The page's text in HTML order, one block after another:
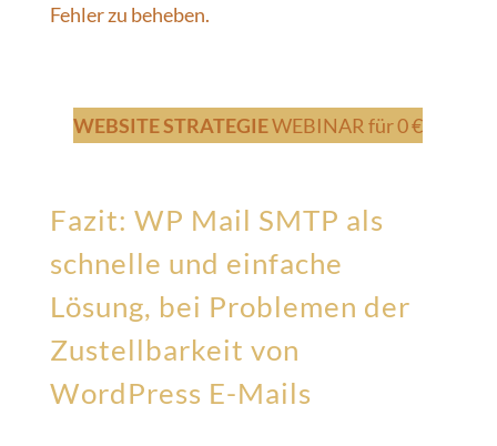
Fehler zu beheben.
WEBSITE STRATEGIEWEBINAR für 0 €
Fazit: WP Mail SMTP als
schnelle und einfache
Lösung, bei Problemen der
Zustellbarkeit von
WordPress E-Mails